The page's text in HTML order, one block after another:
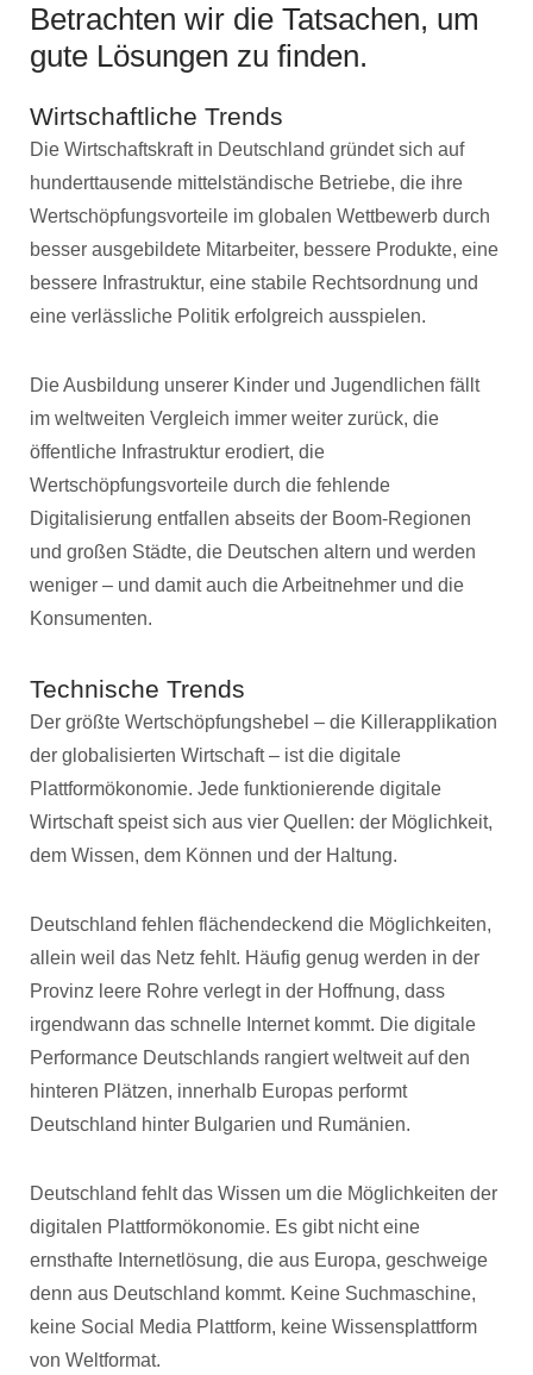
Betrachten wir die Tatsachen, um
gute Lösungen zu finden.
Wirtschaftliche Trends
Die Wirtschaftskraft in Deutschland gründet sich auf
hunderttausende mittelständische Betriebe, die ihre
Wertschöpfungsvorteile im globalen Wettbewerb durch
besser ausgebildete Mitarbeiter, bessere Produkte, eine
bessere Infrastruktur, eine stabile Rechtsordnung und
eine verlässliche Politik erfolgreich ausspielen.
Die Ausbildung unserer Kinder und Jugendlichen fällt
im weltweiten Vergleich immer weiter zurück, die
öffentliche Infrastruktur erodiert, die
Wertschöpfungsvorteile durch die fehlende
Digitalisierung entfallen abseits der Boom-Regionen
und großen Städte, die Deutschen altern und werden
weniger – und damit auch die Arbeitnehmer und die
Konsumenten.
Technische Trends
Der größte Wertschöpfungshebel – die Killerapplikation
der globalisierten Wirtschaft – ist die digitale
Plattformökonomie. Jede funktionierende digitale
Wirtschaft speist sich aus vier Quellen: der Möglichkeit,
dem Wissen, dem Können und der Haltung.
Deutschland fehlen flächendeckend die Möglichkeiten,
allein weil das Netz fehlt. Häufig genug werden in der
Provinz leere Rohre verlegt in der Hoffnung, dass
irgendwann das schnelle Internet kommt. Die digitale
Performance Deutschlands rangiert weltweit auf den
hinteren Plätzen, innerhalb Europas performt
Deutschland hinter Bulgarien und Rumänien.
Deutschland fehlt das Wissen um die Möglichkeiten der
digitalen Plattformökonomie. Es gibt nicht eine
ernsthafte Internetlösung, die aus Europa, geschweige
denn aus Deutschland kommt. Keine Suchmaschine,
keine Social Media Plattform, keine Wissensplattform
von Weltformat.